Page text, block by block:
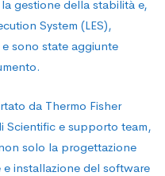
gestione della stabilità e,
System (LES),
sono state aggiunte
da Thermo Fisher
Scientific e supporto team,
solo la progettazione
installazione del software